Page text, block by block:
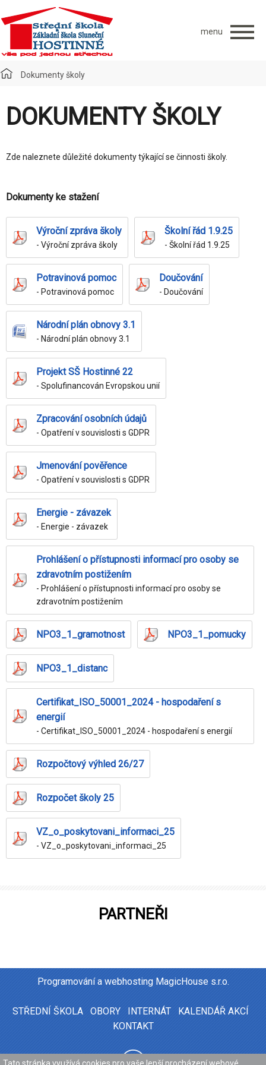
menu
Dokumenty školy
DOKUMENTY ŠKOLY
Zde naleznete důležité dokumenty týkající se činnosti školy.
Dokumenty ke stažení
Výroční zpráva školy
- Výroční zpráva školy
Školní řád 1.9.25
- Školní řád 1.9.25
Potravinová pomoc
- Potravinová pomoc
Doučování
- Doučování
Národní plán obnovy 3.1
- Národní plán obnovy 3.1
Projekt SŠ Hostinné 22
- Spolufinancován Evropskou unií
Zpracování osobních údajů
- Opatření v souvislosti s GDPR
Jmenování pověřence
- Opatření v souvislosti s GDPR
Energie - závazek
- Energie - závazek
Prohlášení o přístupnosti informací pro osoby se
zdravotním postižením
- Prohlášení o přístupnosti informací pro osoby se
zdravotním postižením
NPO3_1_gramotnost NPO3_1_pomucky
NPO3_1_distanc
Certifikat_ISO_50001_2024 - hospodaření s
energií
- Certifikat_ISO_50001_2024 - hospodaření s energií
Rozpočtový výhled 26/27
Rozpočet školy 25
VZ_o_poskytovani_informaci_25
- VZ_o_poskytovani_informaci_25
PARTNEŘI
Programování a webhosting MagicHouse s.r.o.
STŘEDNÍ ŠKOLA OBORY INTERNÁT
KALENDÁŘ AKCÍ
KONTAKT